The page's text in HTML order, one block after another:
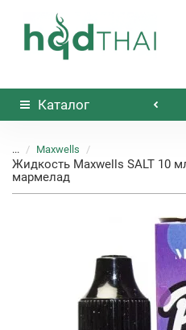
Каталог
... Maxwells
Жидкость Maxwells SALT 10
мармелад